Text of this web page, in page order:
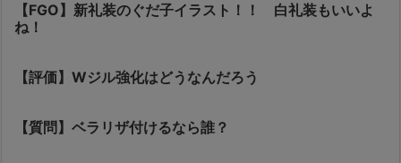
【FGO】新礼装のぐだ子イラスト！！ 白礼装もいいよ
ね！
【評価】Wジル強化はどうなんだろう
【質問】ベラリザ付けるなら誰？